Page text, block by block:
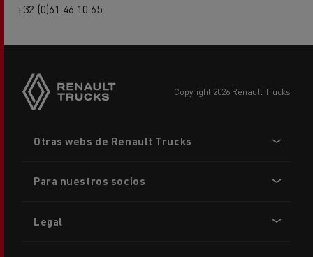
+32 (0)61 46 10 65
copyright 2026 Renault Trucks
menu
Otras webs de Renault Trucks
Para nuestros socios
Legal